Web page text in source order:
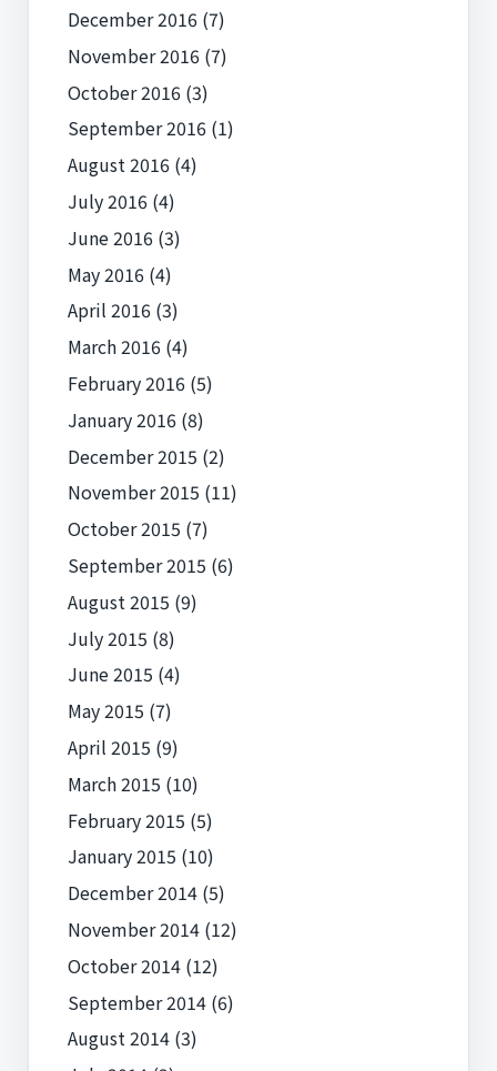
December 2016(7)
November 2016(7)
October 2016(3)
September 2016(1)
August 2016(4)
July 2016(4)
June 2016(3)
May 2016(4)
April 2016(3)
March 2016(4)
February 2016(5)
January 2016(8)
December 2015 (2)
November 2015 (11)
October 2015 (7)
September 2015 (6)
August 2015 (9)
July 2015 (8)
June 2015 (4)
May 2015 (7)
April 2015 (9)
March 2015 (10)
February 2015 (5)
January 2015 (10)
December 2014(5)
November 2014(12)
October 2014(12)
September 2014(6)
August 2014(3)